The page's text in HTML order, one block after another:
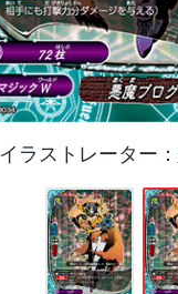
イラストレーター